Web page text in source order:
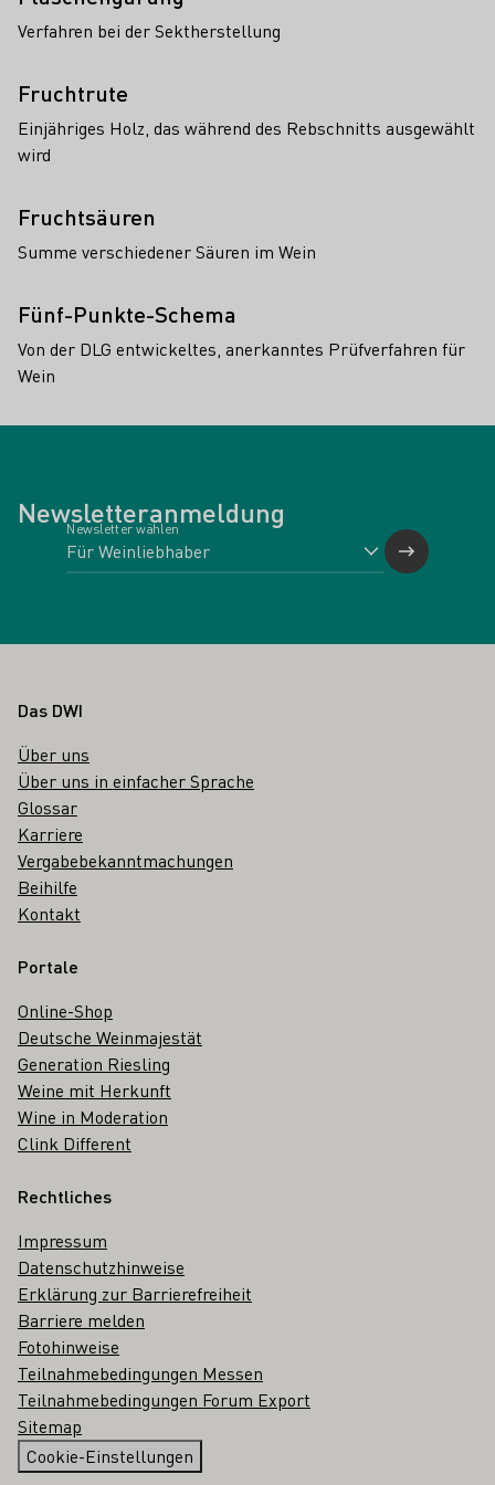
Verfahren bei der Sektherstellung
Fruchtrute
Einjähriges Holz, das während des Rebschnitts ausgewählt
wird
Fruchtsäuren
Summe verschiedener Säuren im Wein
Fünf-Punkte-Schema
Von der DLG entwickeltes, anerkanntes Prüfverfahren für
Wein
Newsletteranmeldung
Newsletter wählen
Fußbereich
Das DWI
Über uns
Über uns in einfacher Sprache
Glossar
Karriere
Vergabebekanntmachungen
Beihilfe
Kontakt
Portale
Online-Shop
Deutsche Weinmajestät
Generation Riesling
Weine mit Herkunft
Wine in Moderation
Clink Different
Rechtliches
Impressum
Datenschutzhinweise
Erklärung zur Barrierefreiheit
Barriere melden
Fotohinweise
Teilnahmebedingungen Messen
Teilnahmebedingungen Forum Export
Sitemap
Cookie-Einstellungen